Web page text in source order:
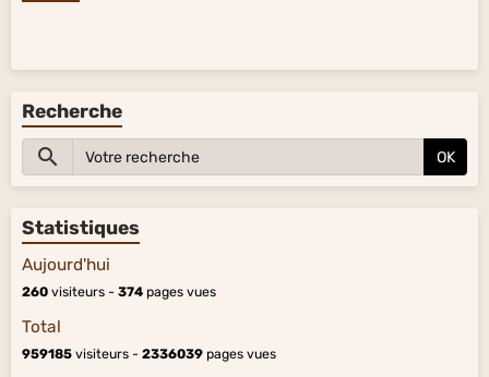
Recherche
OK
Statistiques
Aujourd'hui
260 visiteurs - 374 pages vues
Total
959185 visiteurs - 2336039 pages vues